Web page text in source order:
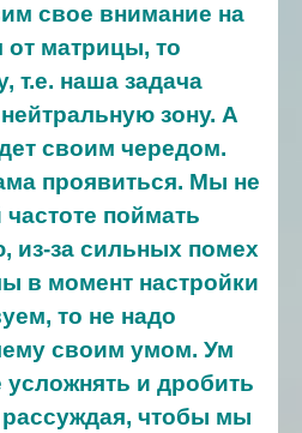
свое внимание на
от матрицы, то
т.е. наша задача
зону. А
своим чередом.
проявиться. Мы не
поймать
из-за сильных помех
в момент настройки
то не надо
своим умом. Ум
усложнять и дробить
чтобы мы